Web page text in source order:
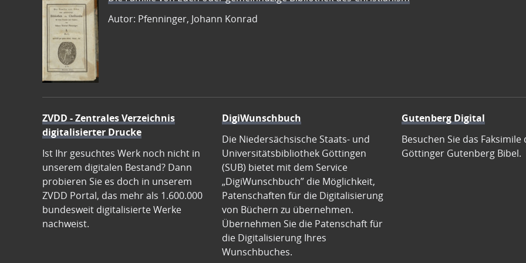
Autor: Pfenninger, Johann Konrad
ZVDD - Zentrales Verzeichnis
digitalisierter Drucke
Ist Ihr gesuchtes Werk noch nicht in
unserem digitalen Bestand? Dann
probieren Sie es doch in unserem
ZVDD Portal, das mehr als 1.600.000
bundesweit digitalisierte Werke
nachweist.
DigiWunschbuch
Die Niedersächsische Staats- und
Universitätsbibliothek Göttingen
(SUB) bietet mit dem Service
„DigiWunschbuch” die Möglichkeit,
Patenschaften für die Digitalisierung
von Büchern zu übernehmen.
Übernehmen Sie die Patenschaft für
die Digitalisierung Ihres
Wunschbuches.
Gutenberg Digital
Besuchen Sie das Faksimile
Göttinger Gutenberg Bibel.